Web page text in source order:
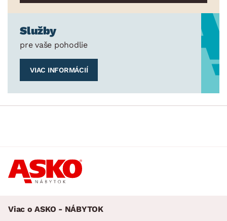
Služby
pre vaše pohodlie
VIAC INFORMÁCIÍ
Viac o ASKO - NÁBYTOK